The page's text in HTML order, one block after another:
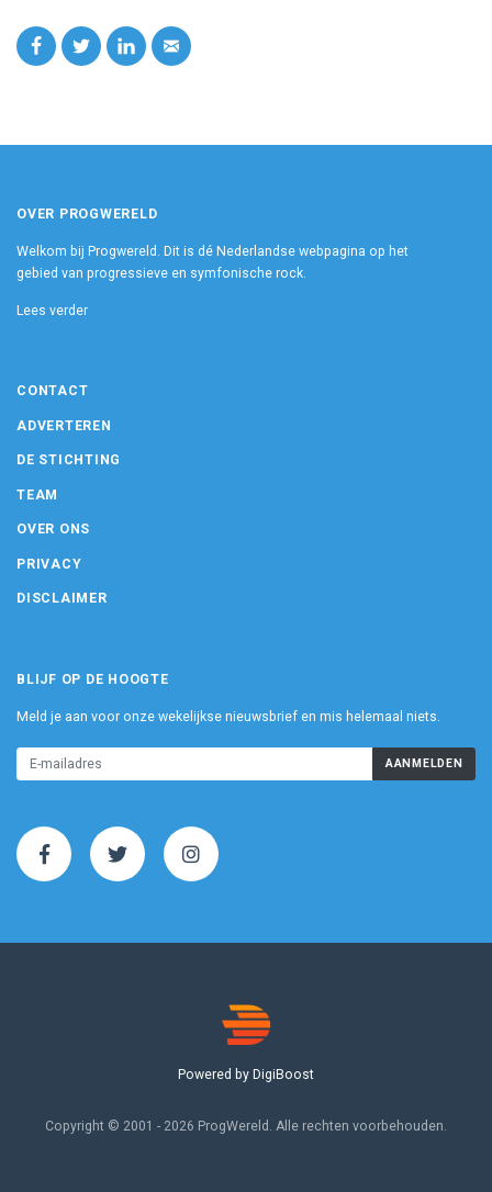
OVER PROGWERELD
Welkom bij Progwereld. Dit is dé Nederlandse webpagina op het
gebied van progressieve en symfonische rock.
Lees verder
CONTACT
ADVERTEREN
DE STICHTING
TEAM
OVER ONS
PRIVACY
DISCLAIMER
BLIJF OP DE HOOGTE
Meld je aan voor onze wekelijkse nieuwsbrief en mis helemaal niets.
AANMELDEN
Powered by DigiBoost
Copyright © 2001 - 2026 ProgWereld. Alle rechten voorbehouden.